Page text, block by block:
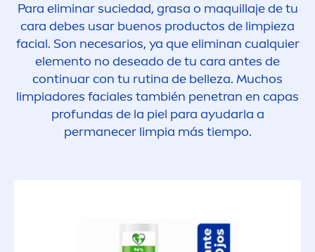
Para eliminar suciedad, grasa o maquillaje de tu
cara debes usar buenos productos de limpieza
facial. Son necesarios, ya que eliminan cualquier
elemento no deseado de tu cara antes de
continuar con tu rutina de belleza. Muchos
limpiadores faciales también penetran en capas
profundas de la piel para ayudarla a
permanecer limpia más tiempo.